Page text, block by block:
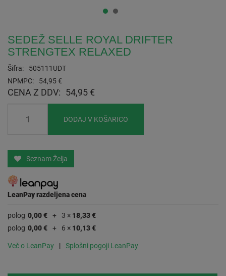
SEDEŽ SELLE ROYAL DRIFTER
STRENGTEX RELAXED
Šifra:
505111UDT
NPMPC:
54,95 €
CENA Z DDV: 54,95 €
DODAJ V KOŠARICO
Seznam Želja
LeanPay razdeljena cena
polog 0,00 € 3 × 18,33 €
polog 0,00 € 6 × 10,13 €
Več o LeanPay Splošni pogoji LeanPay